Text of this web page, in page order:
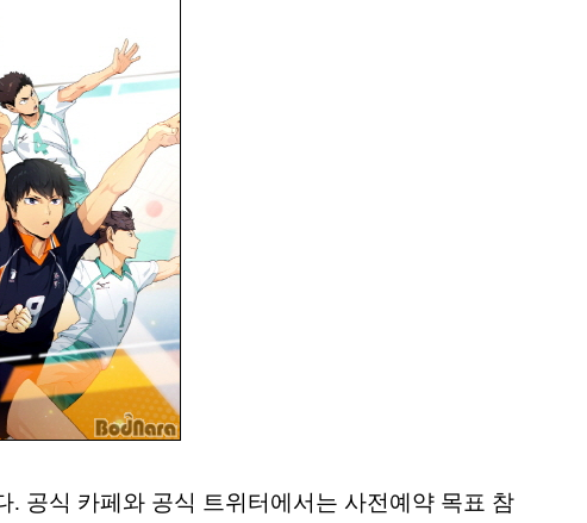
. 공식 카페와 공식 트위터에서는 사전예약 목표 참